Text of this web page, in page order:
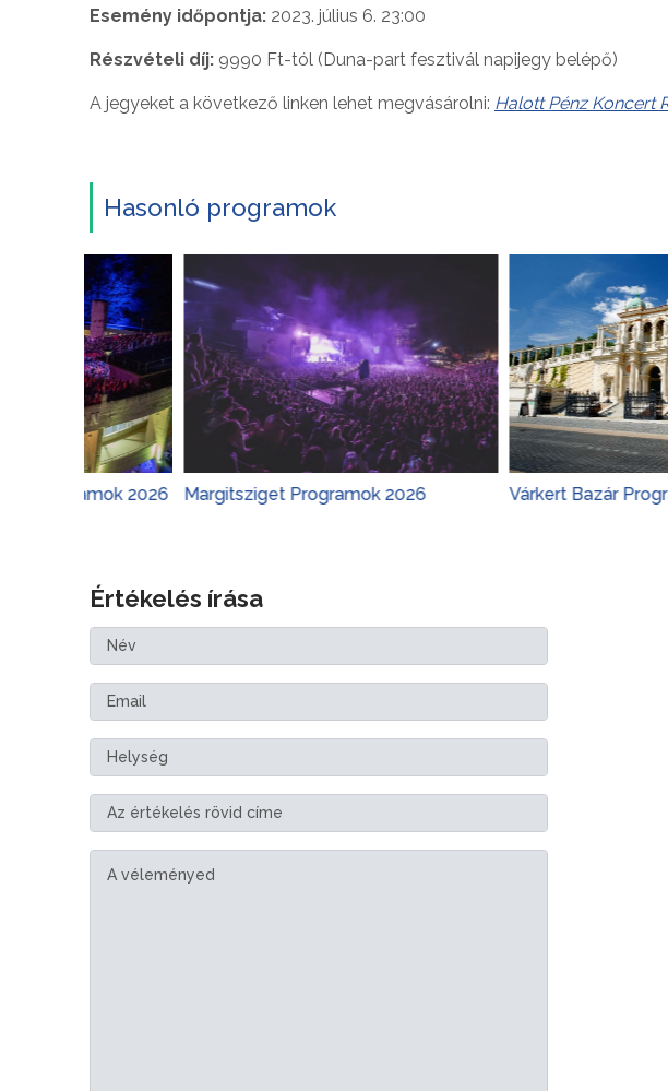
Esemény időpontja: 2023. július 6. 23:00
Részvételi díj: 9990 Ft-tól (Duna-part fesztivál napijegy belépő)
A jegyeket a következő linken lehet megvásárolni: Halott Pénz Koncert
Hasonló programok
2026 Margitsziget Programok 2026 Várkert Bazár Programok
Értékelés írása